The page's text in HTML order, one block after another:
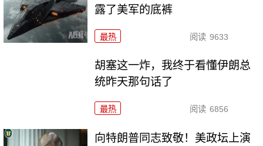
露了美军的底裤
最热 阅读 9633
胡塞这一炸，我终于看懂伊朗总
统昨天那句话了
最热 阅读 6856
向特朗普同志致敬！美政坛上演